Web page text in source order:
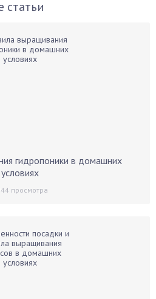
статьи
гидропоники в домашних
условиях
просмотра